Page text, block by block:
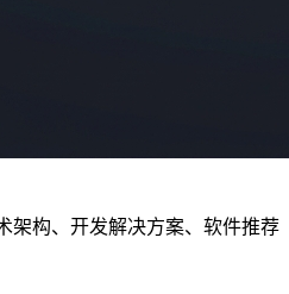
架构、开发解决方案、软件推荐